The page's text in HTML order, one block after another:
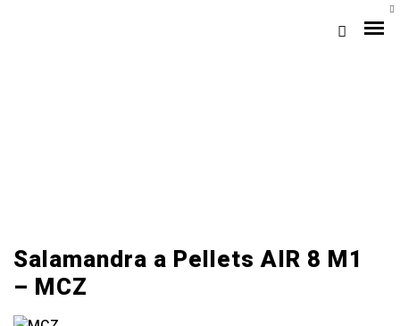
Loja Braga (Sede)
Loja Gaia
Salamandra a Pellets AIR 8 M1
– MCZ